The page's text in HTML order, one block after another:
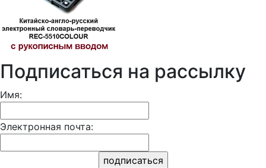
Подписаться на рассылку
Имя:
Электронная почта: